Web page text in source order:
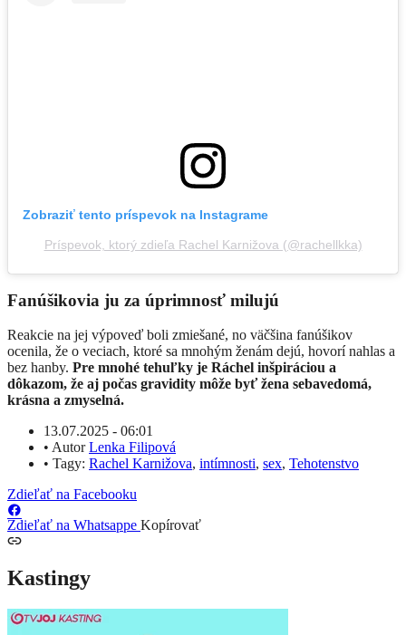
Zobraziť tento príspevok na Instagrame
Príspevok, ktorý zdieľa Rachel Karnižova (@rachellkka)
Fanúšikovia ju za úprimnosť milujú
Reakcie na jej výpoveď boli zmiešané, no väčšina fanúšikov
ocenila, že o veciach, ktoré sa mnohým ženám dejú, hovorí nahlas a
bez hanby. Pre mnohé tehuľky je Ráchel inšpiráciou a
dôkazom, že aj počas gravidity môže byť žena sebavedomá,
krásna a zmyselná.
13.07.2025 - 06:01
• AutorLenka Filipová
• Tagy: Rachel Karnižova, intímnosti, sex, Tehotenstvo
Zdieľať na Facebooku
Zdieľať na Whatsappe Kopírovať
Kastingy